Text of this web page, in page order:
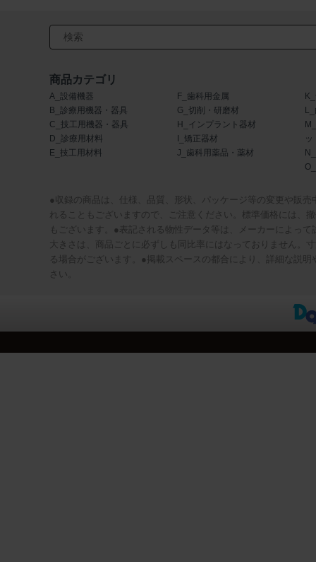
検索キーワード入力
商品カテゴリ
A_設備機器
B_診療用機器・器具
C_技工用機器・器具
D_診療用材料
E_技工用材料
F_歯科用金属
G_切削・研磨材
H_インプラント器材
I_矯正器材
J_歯科用薬品・薬材
ッ
●収録の商品は、仕様、品質、形状、パッケージ等の変更や販
れることもございますので、ご注意ください。標準価格には、
もございます。●表記される物性データ等は、メーカーによっ
大きさは、商品ごとに必ずしも同比率にはなっておりません。
る場合がございます。●掲載スペースの都合により、詳細な説
さい。